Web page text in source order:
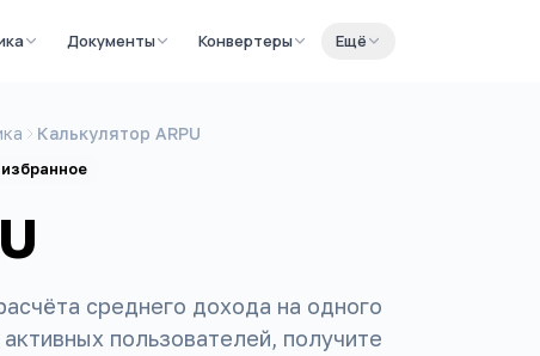
Документы Конвертеры Ещё
Калькулятор ARPU
среднего дохода на одного
пользователей, получите